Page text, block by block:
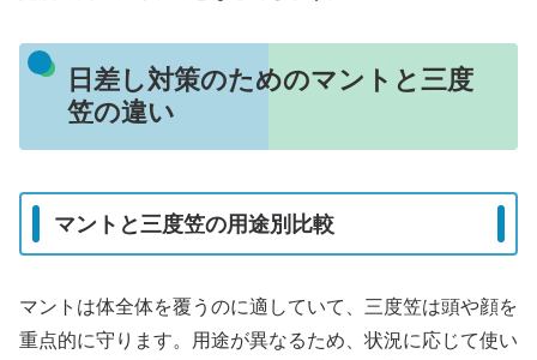
日差し対策のためのマントと三度
笠の違い
マントと三度笠の用途別比較
マントは体全体を覆うのに適していて、三度笠は頭や顔を
重点的に守ります。用途が異なるため、状況に応じて使い